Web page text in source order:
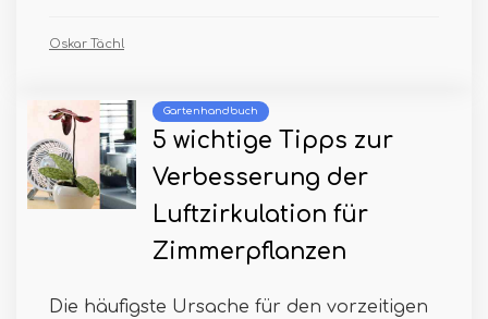
Oskar Tächl
Gartenhandbuch
5 wichtige Tipps zur
Verbesserung der
Luftzirkulation für
Zimmerpflanzen
Die häufigste Ursache für den vorzeitigen